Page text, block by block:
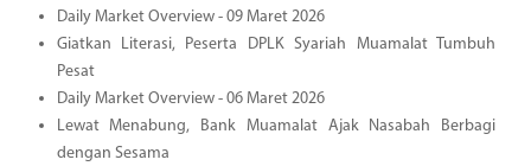
Daily Market Overview - 09 Maret 2026
Giatkan Literasi, Peserta DPLK Syariah Muamalat Tumbuh
Pesat
Daily Market Overview - 06 Maret 2026
Lewat Menabung, Bank Muamalat Ajak Nasabah Berbagi
dengan Sesama